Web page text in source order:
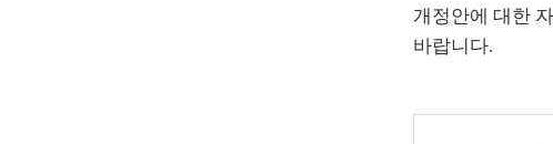
개정안에 대한
바랍니다.